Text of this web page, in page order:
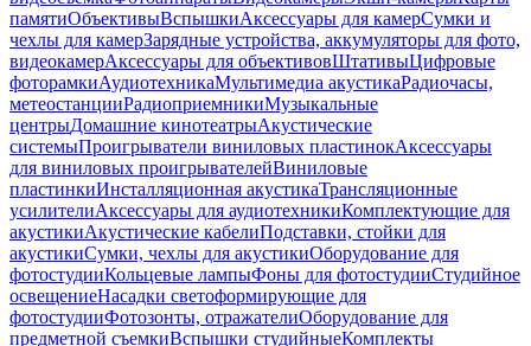
памятиОбъективыВспышкиАксессуары для камерСумки и
чехлы для камерЗарядные устройства, аккумуляторы для фото,
видеокамерАксессуары для объективовШтативыЦифровые
фоторамкиАудиотехникаМультимедиа акустикаРадиочасы,
метеостанцииРадиоприемникиМузыкальные
центрыДомашние кинотеатрыАкустические
системыПроигрыватели виниловых пластинокАксессуары
для виниловых проигрывателейВиниловые
пластинкиИнсталляционная акустикаТрансляционные
усилителиАксессуары для аудиотехникиКомплектующие для
акустикиАкустические кабелиПодставки, стойки для
акустикиСумки, чехлы для акустикиОборудование для
фотостудииКольцевые лампыФоны для фотостудииСтудийное
освещениеНасадки светоформирующие для
фотостудииФотозонты, отражателиОборудование для
предметной съемкиВспышки студийныеКомплекты